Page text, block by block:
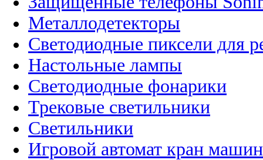
Металлодетекторы
Светодиодные пиксели для
Настольные лампы
Светодиодные фонарики
Трековые светильники
Светильники
Игровой автомат кран